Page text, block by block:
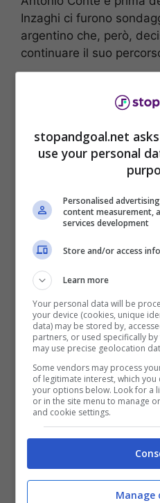
Inzaghi ci furono
argentino che, però,
continuare il suo
Con il club spagnolo ha
cose, anche se
moltissime difficoltà e
Pian piano sta
popolo biancorosso e
grandi emozioni con i
tifosi.
E ora ilfuturo di
può cambiare. Ha un
30 giugno 2024e in
cercando già di definire
visto che i nerazzurri
stopandgoal.net
use your personal
Personalised
content measurement,
services development
Store and/or access
Learn more
Your personal data will be
your device (cookies, unique
data) may be stored by,
partners, or used specifically
may use precise geolocation
Some vendors may process
of legitimate interest, which
your options below. Look for a
or in the site menu to manage
and cookie settings.
Manage